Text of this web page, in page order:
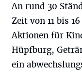
An rund 30
Zeit von 11 bis
Aktionen für
Hüpfburg,
ein